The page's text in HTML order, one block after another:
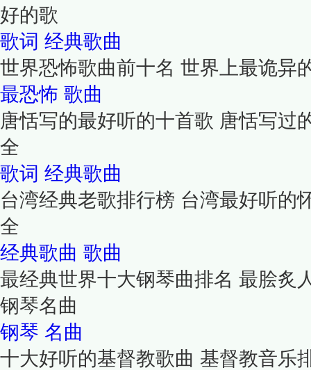
好的歌
歌词 经典歌曲
世界恐怖歌曲前十名 世界上最诡异
最恐怖 歌曲
唐恬写的最好听的十首歌 唐恬写过
全
歌词 经典歌曲
台湾经典老歌排行榜 台湾最好听的
全
经典歌曲 歌曲
最经典世界十大钢琴曲排名 最脍炙
钢琴名曲
钢琴 名曲
十大好听的基督教歌曲 基督教音乐